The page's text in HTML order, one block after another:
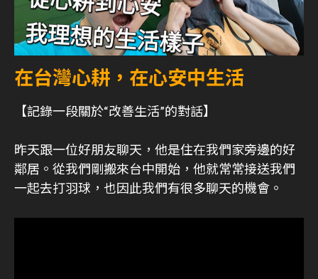
在台灣心耕，在心安中生活
【記錄一段關於“改善生活”的對話】
昨天跟一位好朋友聊天，他是住在我們家旁邊的好
鄰居。從我們剛搬來台中開始，他就常常接送我們
一起去打羽球，也因此我們有很多聊天的機會。